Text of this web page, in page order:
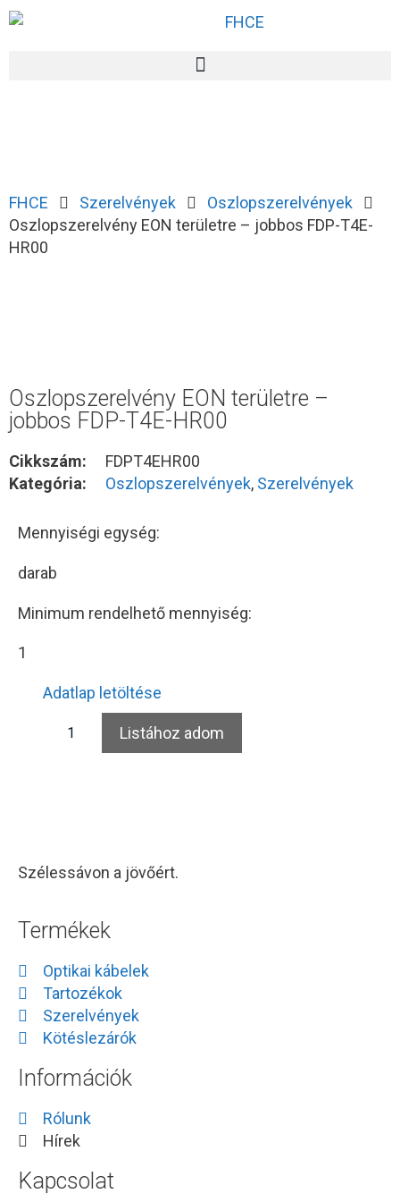
FHCE Szerelvények
Oszlopszerelvények
Oszlopszerelvény EON területre – jobbos FDP-T4E-
HR00
Oszlopszerelvény EON területre –
jobbos FDP-T4E-HR00
Cikkszám:
FDPT4EHR00
Kategória:
Oszlopszerelvények, Szerelvények
Mennyiségi egység:
darab
Minimum rendelhető mennyiség:
1
Adatlap letöltése
Listához adom
Szélessávon a jövőért.
Termékek
Optikai kábelek
Tartozékok
Szerelvények
Kötéslezárók
Információk
Rólunk
Hírek
Kapcsolat